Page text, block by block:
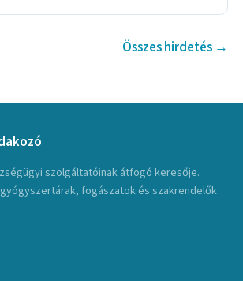
Összes hirdetés →
szolgáltatóinak átfogó keresője.
fogászatok és szakrendelők